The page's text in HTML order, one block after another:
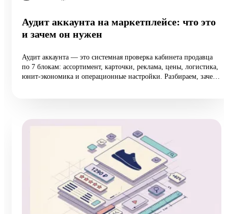
Аудит аккаунта на маркетплейсе: что это
и зачем он нужен
Аудит аккаунта — это системная проверка кабинета продавца
по 7 блокам: ассортимент, карточки, реклама, цены, логистика,
юнит-экономика и операционные настройки. Разбираем, зачем
оборота на 12%.